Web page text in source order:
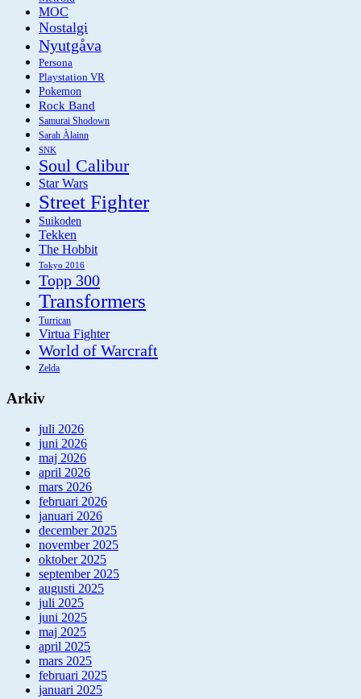
MOC
Nostalgi
Nyutgåva
Persona
Playstation VR
Pokemon
Rock Band
Samurai Shodown
Sarah Àlainn
SNK
Soul Calibur
Star Wars
Street Fighter
Suikoden
Tekken
The Hobbit
Tokyo 2016
Topp 300
Transformers
Turrican
Virtua Fighter
World of Warcraft
Zelda
Arkiv
juli 2026
juni 2026
maj 2026
april 2026
mars 2026
februari 2026
januari 2026
december 2025
november 2025
oktober 2025
september 2025
augusti 2025
juli 2025
juni 2025
maj 2025
april 2025
mars 2025
februari 2025
januari 2025